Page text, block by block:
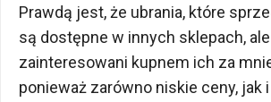
Prawdą jest, że ubrania, które
są dostępne w innych sklepach,
zainteresowani kupnem ich za
ponieważ zarówno niskie ceny, jak